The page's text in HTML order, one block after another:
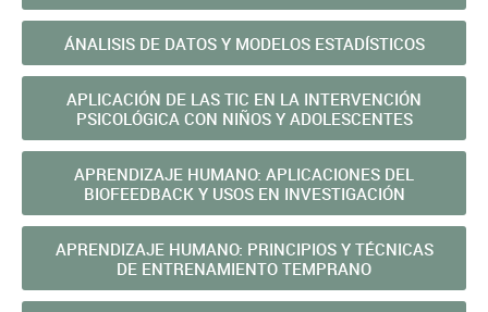
ÁNALISIS DE DATOS Y MODELOS ESTADÍSTICOS
APLICACIÓN DE LAS TIC EN LA INTERVENCIÓN
PSICOLÓGICA CON NIÑOS Y ADOLESCENTES
APRENDIZAJE HUMANO: APLICACIONES DEL
BIOFEEDBACK Y USOS EN INVESTIGACIÓN
APRENDIZAJE HUMANO: PRINCIPIOS Y TÉCNICAS
DE ENTRENAMIENTO TEMPRANO